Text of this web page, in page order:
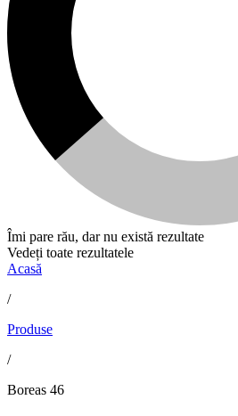
Îmi pare rău, dar nu există rezultate
Vedeți toate rezultatele
Acasă
/
Produse
/
Boreas 46